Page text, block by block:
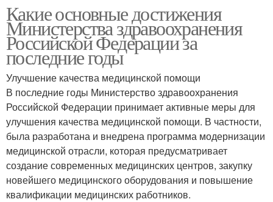
Какие основные достижения
Министерства здравоохранения
Российской Федерации за
последние годы
Улучшение качества медицинской помощи
В последние годы Министерство здравоохранения
Российской Федерации принимает активные меры для
улучшения качества медицинской помощи. В частности,
была разработана и внедрена программа модернизации
медицинской отрасли, которая предусматривает
создание современных медицинских центров, закупку
новейшего медицинского оборудования и повышение
квалификации медицинских работников.